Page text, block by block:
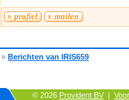
» Berichten van IRIS659
© 2026 Provident BV |